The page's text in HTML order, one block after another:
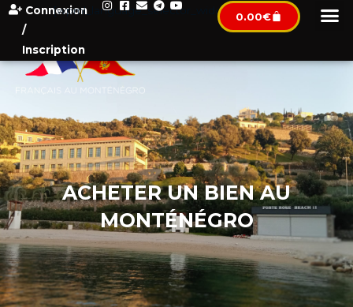
Connexion
/
Inscription
[wpml_language_selector_widget] 0.00€
ACHETER UN BIEN AU
MONTÉNÉGRO